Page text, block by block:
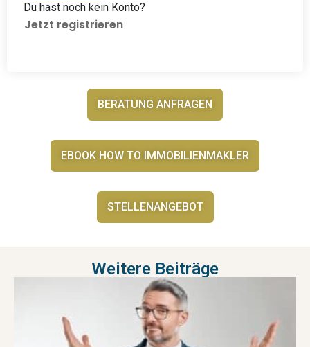
Du hast noch kein Konto?
Jetzt registrieren
BERATUNG ANFRAGEN
EBOOK HOW TO IMMOBILIENMAKLER
STELLENANGEBOT
Weitere Beiträge